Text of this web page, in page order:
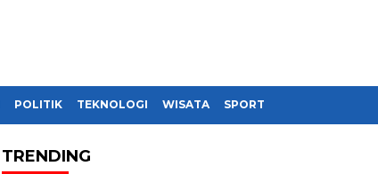
POLITIK TEKNOLOGI WISATA SPORT
TRENDING